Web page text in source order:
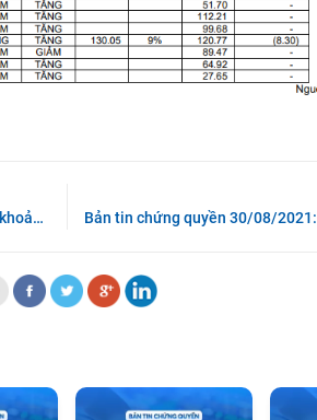
Bản tin chứng quyền 26/08/2021: Thanh khoản tiếp tục lao dốc